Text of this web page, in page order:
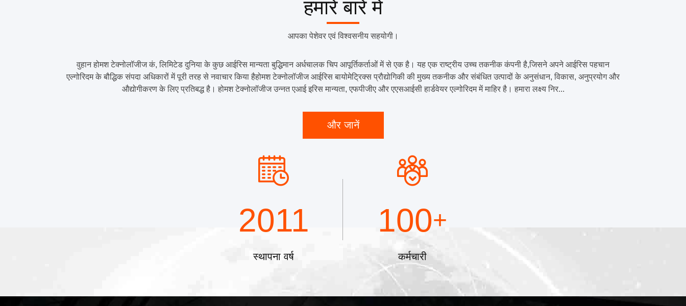
हमारे बारे में
आपका पेशेवर एवं विश्वसनीय सहयोगी।
वुहान होमश टेक्नोलॉजीज कं, लिमिटेड दुनिया के कुछ आईरिस मान्यता बुद्धिमान अर्धचालक चिप आपूर्तिकर्ताओं में से एक है। यह एक राष्ट्रीय उच्च तकनीक कंपनी है,जिसने अपने आईरिस पहचान
एल्गोरिदम के बौद्धिक संपदा अधिकारों में पूरी तरह से नवाचार किया हैहोमश टेक्नोलॉजीज आईरिस बायोमेट्रिक्स प्रौद्योगिकी की मुख्य तकनीक और संबंधित उत्पादों के अनुसंधान, विकास, अनुप्रयोग और
औद्योगीकरण के लिए प्रतिबद्ध है। होमश टेक्नोलॉजीज उन्नत एआई इरिस मान्यता, एफपीजीए और एएसआईसी हार्डवेयर एल्गोरिदम में माहिर है। हमारा लक्ष्य निर...
और जानें
2011
स्थापना वर्ष
100+
कर्मचारी